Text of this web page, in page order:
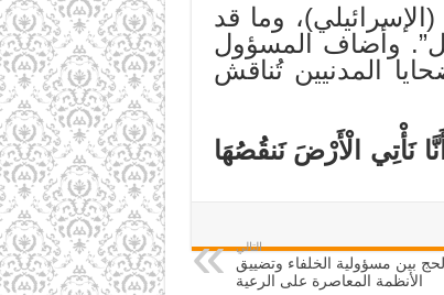
وما قد
وأضاف المسؤول
المدنيين تُناقش
نَأْتِي الْأَرْضَ نَنقُصُهَا
التالي
بين مسؤولية الخلفاء وتضييق
الأنظمة المعاصرة على الرعية